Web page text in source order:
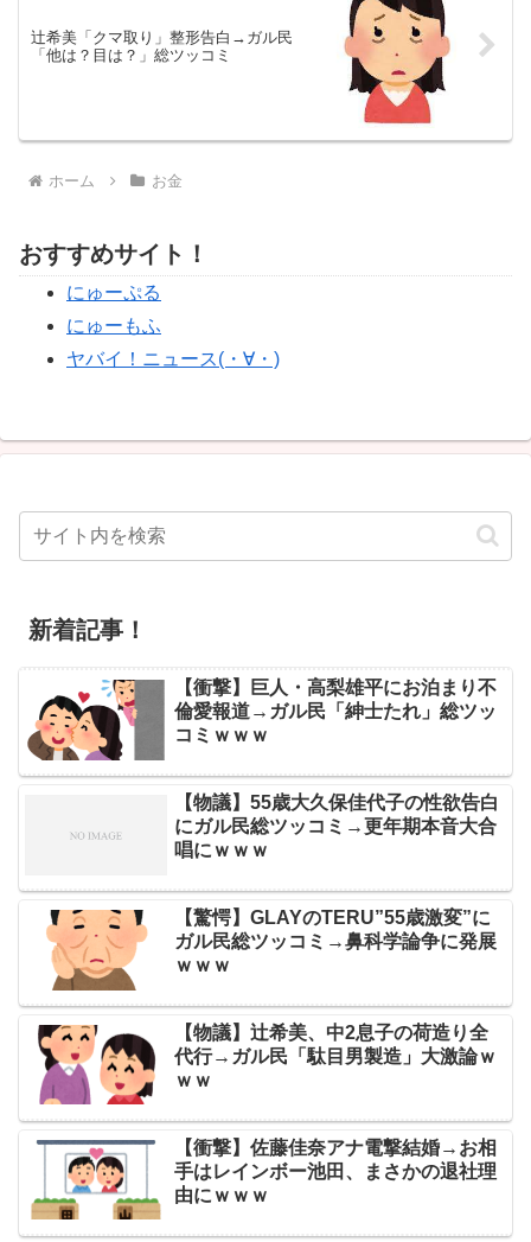
辻希美「クマ取り」整形告白→ガル民
「他は？目は？」総ツッコミ
ホーム お金
おすすめサイト！
にゅーぷる
にゅーもふ
ヤバイ！ニュース(・∀・)
新着記事！
【衝撃】巨人・高梨雄平にお泊まり不
倫愛報道→ガル民「紳士たれ」総ツッ
コミｗｗｗ
【物議】55歳大久保佳代子の性欲告白
にガル民総ツッコミ→更年期本音大合
唱にｗｗｗ
【驚愕】GLAYのTERU”55歳激変”に
ガル民総ツッコミ→鼻科学論争に発展
ｗｗｗ
【物議】辻希美、中2息子の荷造り全
代行→ガル民「駄目男製造」大激論ｗ
ｗｗ
【衝撃】佐藤佳奈アナ電撃結婚→お相
手はレインボー池田、まさかの退社理
由にｗｗｗ